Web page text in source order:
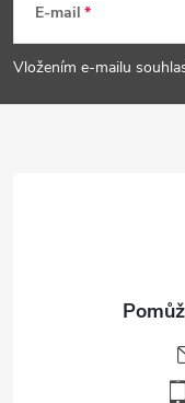
p
a
E-mail
Vložením e-mailu